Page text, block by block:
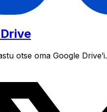
otse oma Google Drive’i.